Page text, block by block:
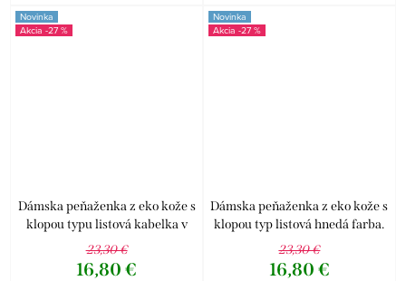
Novinka
-27 %
Dámska peňaženka z eko kože s
klopou typu listová kabelka v
slonovinovej farbe.
23,30 €
16,80 €
Novinka
-27 %
Dámska peňaženka z eko kože s
klopou typ listová hnedá farba.
23,30 €
16,80 €